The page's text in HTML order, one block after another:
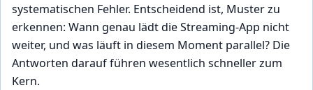
systematischen Fehler. Entscheidend ist, Muster zu
erkennen: Wann genau lädt die Streaming-App nicht
weiter, und was läuft in diesem Moment parallel? Die
Antworten darauf führen wesentlich schneller zum
Kern.